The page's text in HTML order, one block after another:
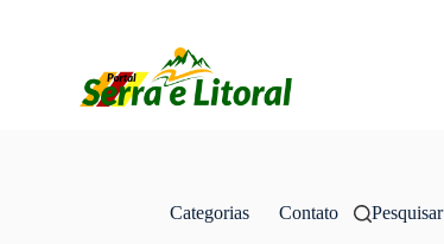
Categorias Contato Pesquisar